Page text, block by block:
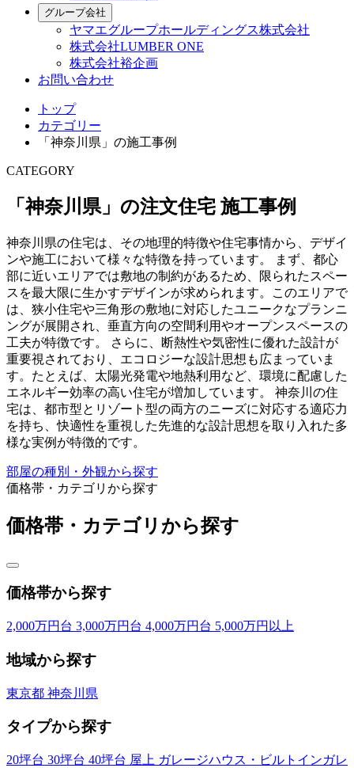
グループ会社
ヤマエグループホールディングス株式会社
株式会社LUMBER ONE
株式会社裕企画
お問い合わせ
トップ
カテゴリー
「神奈川県」の施工事例
CATEGORY
「神奈川県」の注文住宅 施工事例
神奈川県の住宅は、その地理的特徴や住宅事情から、デザイ
ンや施工において様々な特徴を持っています。 まず、都心
部に近いエリアでは敷地の制約があるため、限られたスペー
スを最大限に生かすデザインが求められます。このエリアで
は、狭小住宅や三角形の敷地に対応したユニークなプランニ
ングが展開され、垂直方向の空間利用やオープンスペースの
工夫が特徴です。 さらに、断熱性や気密性に優れた設計が
重要視されており、エコロジーな設計思想も広まっていま
す。たとえば、太陽光発電や地熱利用など、環境に配慮した
エネルギー効率の高い住宅が増加しています。 神奈川の住
宅は、都市型とリゾート型の両方のニーズに対応する適応力
を持ち、快適性を重視した先進的な設計思想を取り入れた多
様な実例が特徴的です。
部屋の種別・外観から探す
価格帯・カテゴリから探す
価格帯・カテゴリから探す
価格帯から探す
2,000万円台 3,000万円台 4,000万円台 5,000万円以上
地域から探す
東京都 神奈川県
タイプから探す
20坪台 30坪台 40坪台 屋上 ガレージハウス・ビルトインガレ